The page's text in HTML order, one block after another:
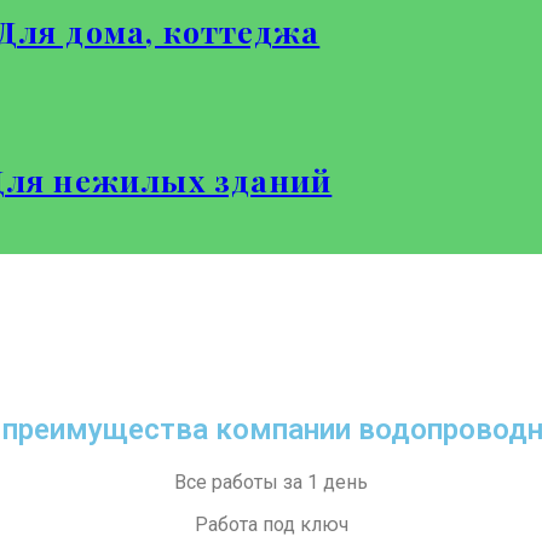
Для дома, коттеджа
нежилых зданий
компании
Все работы за 1 день
Работа под ключ